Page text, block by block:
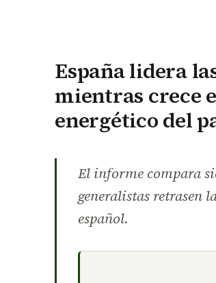
España lidera
mientras crece
energético del
El informe compara
generalistas retrasen
español.